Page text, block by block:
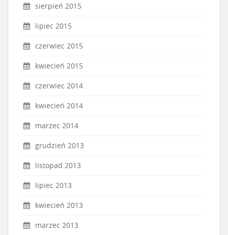
sierpień 2015
lipiec 2015
czerwiec 2015
kwiecień 2015
czerwiec 2014
kwiecień 2014
marzec 2014
grudzień 2013
listopad 2013
lipiec 2013
kwiecień 2013
marzec 2013